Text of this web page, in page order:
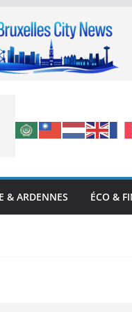
& ARDENNES ÉCO &